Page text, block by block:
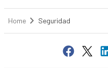
Home Seguridad